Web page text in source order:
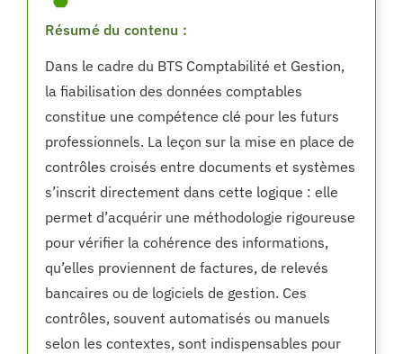
Résumé du contenu :
Dans le cadre du BTS Comptabilité et Gestion,
la fiabilisation des données comptables
constitue une compétence clé pour les futurs
professionnels. La leçon sur la mise en place de
contrôles croisés entre documents et systèmes
s’inscrit directement dans cette logique : elle
permet d’acquérir une méthodologie rigoureuse
pour vérifier la cohérence des informations,
qu’elles proviennent de factures, de relevés
bancaires ou de logiciels de gestion. Ces
contrôles, souvent automatisés ou manuels
selon les contextes, sont indispensables pour